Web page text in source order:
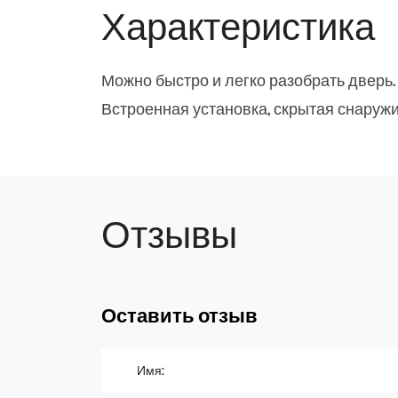
Характеристика
Можно быстро и легко разобрать дверь.
Встроенная установка, скрытая
Отзывы
Оставить отзыв